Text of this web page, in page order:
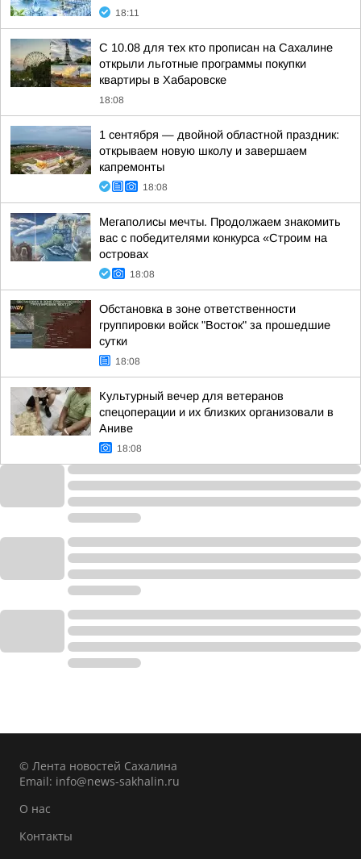
18:11
С 10.08 для тех кто прописан на Сахалине
открыли льготные программы покупки
квартиры в Хабаровске
18:08
1 сентября — двойной областной праздник:
открываем новую школу и завершаем
капремонты
18:08
Мегаполисы мечты. Продолжаем знакомить
вас с победителями конкурса «Строим на
островах
18:08
Обстановка в зоне ответственности
группировки войск "Восток" за прошедшие
сутки
18:08
Культурный вечер для ветеранов
спецоперации и их близких организовали в
Аниве
18:08
© Лента новостей Сахалина
Email: info@news-sakhalin.ru
О нас
Контакты